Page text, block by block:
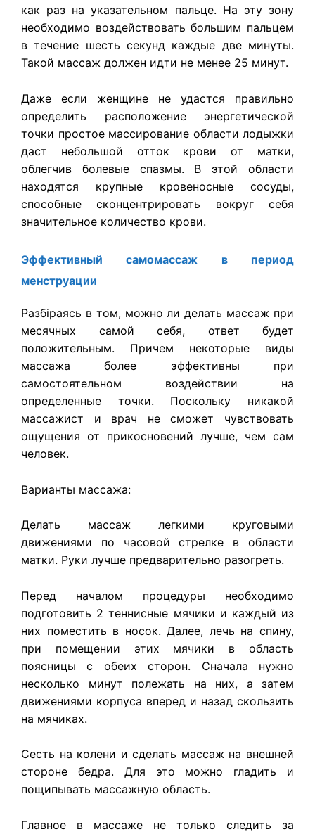
как раз на указательном пальце. На эту зону
необходимо воздействовать большим пальцем
в течение шесть секунд каждые две минуты.
Такой массаж должен идти не менее 25 минут.
Даже если женщине не удастся правильно
определить расположение энергетической
точки простое массирование области лодыжки
даст небольшой отток крови от матки,
облегчив болевые спазмы. В этой области
находятся крупные кровеносные сосуды,
способные сконцентрировать вокруг себя
значительное количество крови.
Эффективный самомассаж в период
менструации
Разбіраясь в том, можно ли делать массаж при
месячных самой себя, ответ будет
положительным. Причем некоторые виды
массажа более эффективны при
самостоятельном воздействии на
определенные точки. Поскольку никакой
массажист и врач не сможет чувствовать
ощущения от прикосновений лучше, чем сам
человек.
Варианты массажа:
Делать массаж легкими круговыми
движениями по часовой стрелке в области
матки. Руки лучше предварительно разогреть.
Перед началом процедуры необходимо
подготовить 2 теннисные мячики и каждый из
них поместить в носок. Далее, лечь на спину,
при помещении этих мячики в область
поясницы с обеих сторон. Сначала нужно
несколько минут полежать на них, а затем
движениями корпуса вперед и назад скользить
на мячиках.
Сесть на колени и сделать массаж на внешней
стороне бедра. Для это можно гладить и
пощипывать массажную область.
Главное в массаже не только следить за